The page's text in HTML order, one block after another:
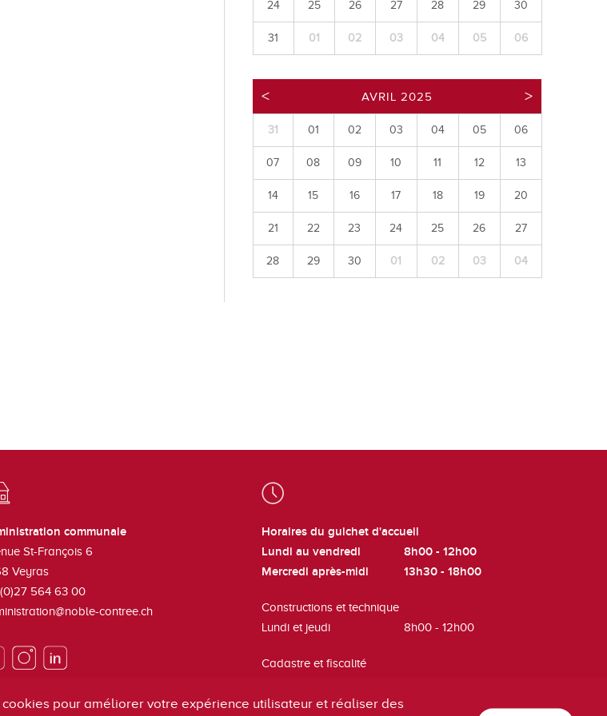
Déchetteries
Réservation de salles
24 25 26 27 28 29 30
31 01 02 03 04 05 06
AVRIL 2025
31 01 02 03 04 05 06
07 08 09 10 11 12 13
14 15 16 17 18 19 20
21 22 23 24 25 26 27
28 29 30 01 02 03 04
communale
St-François 6
Veyras
(0)27 564 63 00
contree.ch
à la newsletter
Horaires du guichet d'accueil
Lundi au vendredi
8h00 - 12h00
Mercredi après-midi
13h30 - 18h00
Constructions et technique
Lundi et jeudi
8h00 - 12h00
Cadastre et fiscalité
pour améliorer votre expérience utilisateur et réaliser des